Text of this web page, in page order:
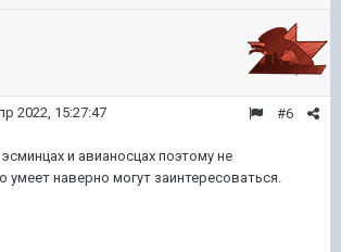
#6
2022, 15:27:47
и авианосцах поэтому не
умеет наверно могут заинтересоваться.